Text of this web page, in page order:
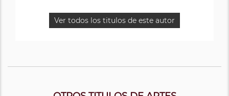
Ver todos los titulos de este autor